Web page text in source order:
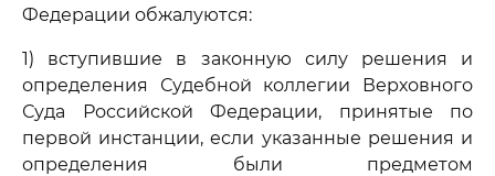
Федерации обжалуются:
1) вступившие в законную силу решения и
определения Судебной коллегии Верховного
Суда Российской Федерации, принятые по
первой инстанции, если указанные решения и
определения были предметом